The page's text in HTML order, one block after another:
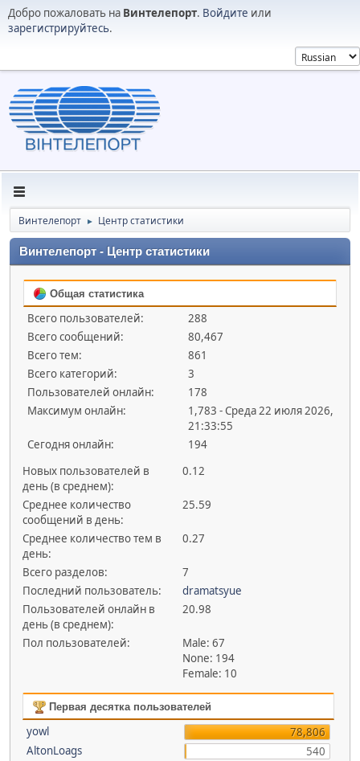
Добро пожаловать на Винтелепорт. Войдите или
зарегистрируйтесь.
Винтелепорт ► Центр статистики
Винтелепорт - Центр статистики
Общая статистика
Всего пользователей:
288
Всего сообщений:
80,467
Всего тем:
861
Всего категорий:
3
Пользователей онлайн:
178
Максимум онлайн:
1,783 - Среда 22 июля 2026,
21:33:55
Сегодня онлайн:
194
Новых пользователей в
день (в среднем):
0.12
Среднее количество
сообщений в день:
25.59
Среднее количество тем в
день:
0.27
Всего разделов:
7
Последний пользователь:
dramatsyue
Пользователей онлайн в
день (в среднем):
20.98
Пол пользователей:
Male: 67
None: 194
Female: 10
Первая десятка пользователей
yowl
78,806
AltonLoags
540